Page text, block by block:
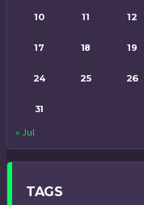
10 11 12
17 18 19
24 25 26
31
« Jul
TAGS